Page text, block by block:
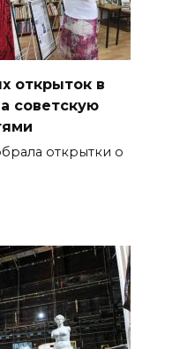
открыток в
советскую
открытки о